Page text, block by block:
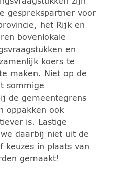
gesprekspartner voor
het Rijk en
bovenlokale
en
koers te
maken. Niet op de
sommige
de gemeentegrens
oppakken ook
is. Lastige
daarbij niet uit de
keuzes in plaats van
gemaakt!